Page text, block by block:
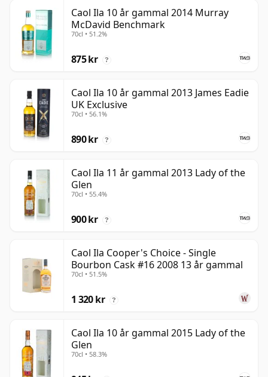
Caol Ila 10 år gammal 2014 Murray
McDavid Benchmark
70cl • 51.2%
875 kr ?
Caol Ila 10 år gammal 2013 James Eadie
UK Exclusive
70cl • 56.1%
890 kr ?
Caol Ila 11 år gammal 2013 Lady of the
Glen
70cl • 55.4%
900 kr ?
Caol Ila Cooper's Choice - Single
Bourbon Cask #16 2008 13 år gammal
70cl • 51.5%
1 320 kr ?
Caol Ila 10 år gammal 2015 Lady of the
Glen
70cl • 58.3%